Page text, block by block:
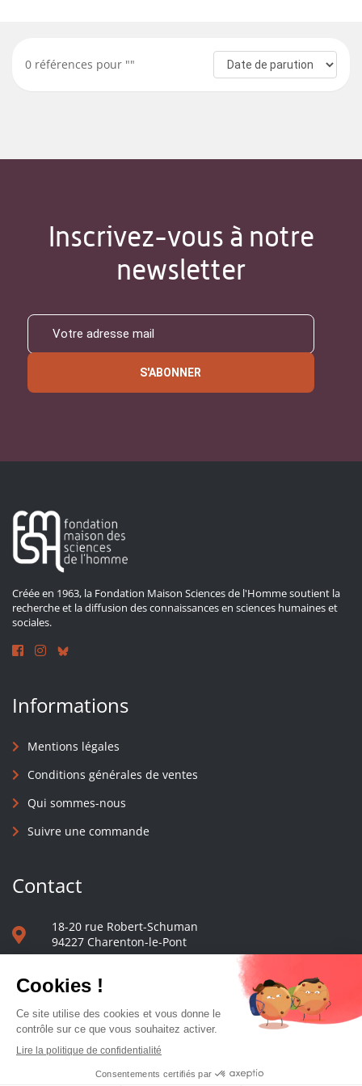
0 références pour ""
Inscrivez-vous à notre
newsletter
S'ABONNER
Créée en 1963, la Fondation Maison Sciences de l'Homme soutient la
recherche et la diffusion des connaissances en sciences humaines et
sociales.
Informations
Mentions légales
Conditions générales de ventes
Qui sommes-nous
Suivre une commande
Contact
18-20 rue Robert-Schuman
94227 Charenton-le-Pont